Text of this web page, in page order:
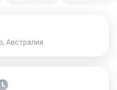
Австралия